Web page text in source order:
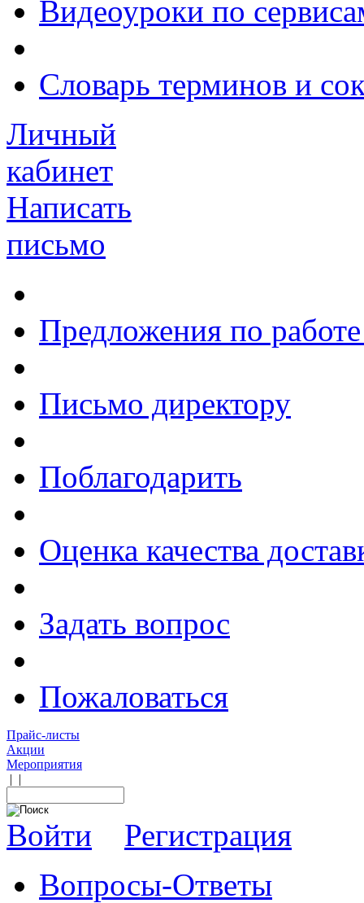
Видеоуроки по
Словарь терминов и
Личный
кабинет
Написать
письмо
Предложения по работе
Письмо директору
Поблагодарить
Оценка качества
Задать вопрос
Пожаловаться
Прайс-листы
Акции
Мероприятия
| |
Войти
Регистрация
Вопросы-Ответы